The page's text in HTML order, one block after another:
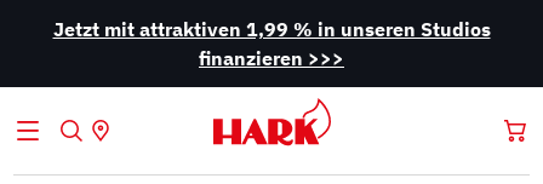
Jetzt mit attraktiven 1,99 % in unseren Studios
finanzieren >>>